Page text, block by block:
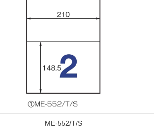
ME-552/T/S